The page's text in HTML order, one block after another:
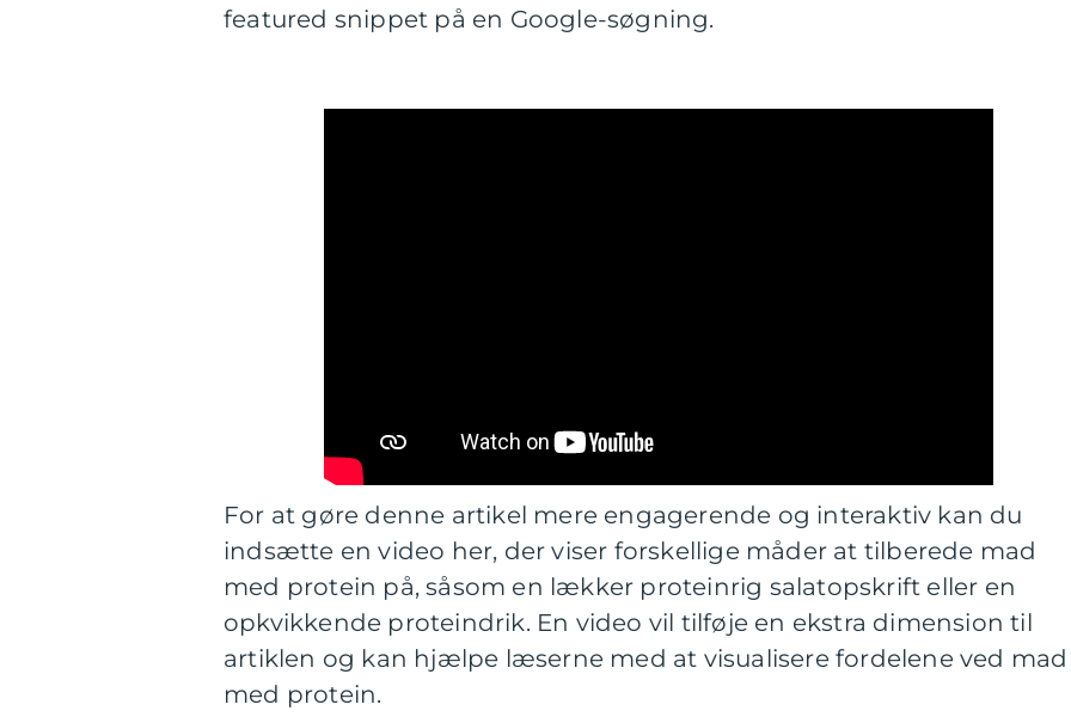
featured snippet på en Google-søgning.
For at gøre denne artikel mere engagerende og interaktiv kan du
indsætte en video her, der viser forskellige måder at tilberede mad
med protein på, såsom en lækker proteinrig salatopskrift eller en
opkvikkende proteindrik. En video vil tilføje en ekstra dimension til
artiklen og kan hjælpe læserne med at visualisere fordelene ved mad
med protein.